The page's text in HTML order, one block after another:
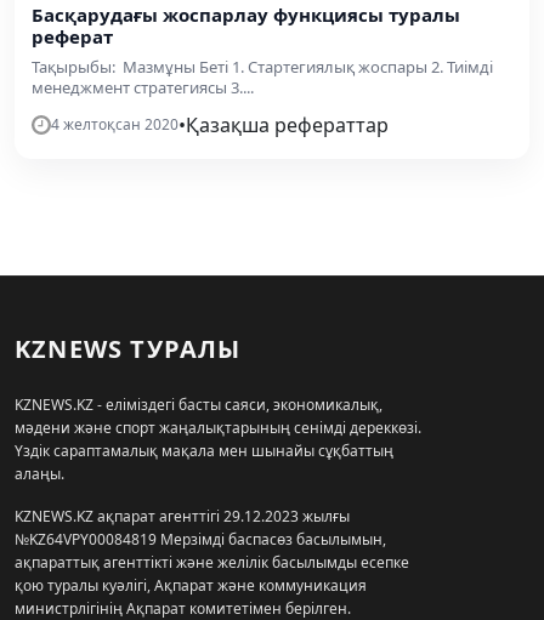
Басқарудағы жоспарлау функциясы туралы
реферат
Тақырыбы: Мазмұны Беті 1. Стартегиялық жоспары 2. Тиімді
менеджмент стратегиясы 3....
4 желтоқсан 2020•Қазақша рефераттар
KZNEWS ТУРАЛЫ
KZNEWS.KZ - еліміздегі басты саяси, экономикалық,
мәдени және спорт жаңалықтарының сенімді дереккөзі.
Үздік сараптамалық мақала мен шынайы сұқбаттың
алаңы.
KZNEWS.KZ ақпарат агенттігі 29.12.2023 жылғы
№KZ64VPY00084819 Мерзімді баспасөз басылымын,
ақпараттық агенттікті және желілік басылымды есепке
қою туралы куәлігі, Ақпарат және коммуникация
министрлігінің Ақпарат комитетімен берілген.